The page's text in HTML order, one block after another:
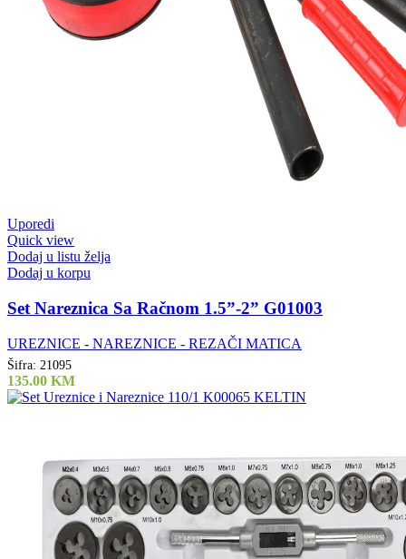
Uporedi
Quick view
Dodaj u listu želja
Dodaj u korpu
Set Nareznica Sa Račnom 1.5”-2” G01003
UREZNICE - NAREZNICE - REZAČI MATICA
Šifra: 21095
135.00 KM